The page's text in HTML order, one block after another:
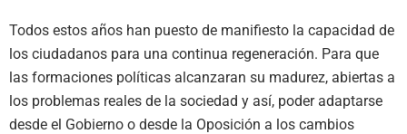
Todos estos años han puesto de manifiesto la capacidad de
los ciudadanos para una continua regeneración. Para que
las formaciones políticas alcanzaran su madurez, abiertas a
los problemas reales de la sociedad y así, poder adaptarse
desde el Gobierno o desde la Oposición a los cambios